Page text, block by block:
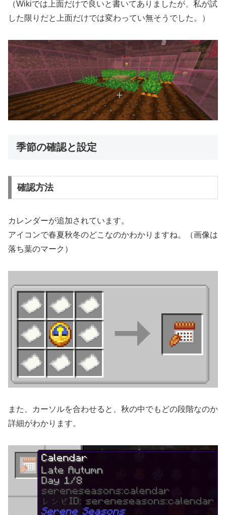
（Wikiでは上面だけで良いと書いてありましたが、私が試
した限りだと上面だけでは変わってい無そうでした。）
季節の確認と設定
確認方法
カレンダーが追加されています。
アイコンで春夏秋冬のどこなのかわかりますね。（画像は
落ち葉のマーク）
また、カーソルを合わせると、秋の中でもどの段階なのか
詳細がわかります。